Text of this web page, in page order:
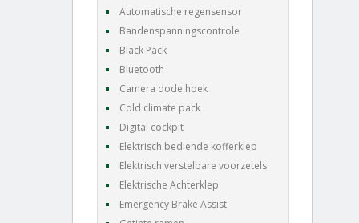
Automatische regensensor
Bandenspanningscontrole
Black Pack
Bluetooth
Camera dode hoek
Cold climate pack
Digital cockpit
Elektrisch bediende kofferklep
Elektrisch verstelbare voorzetels
Elektrische Achterklep
Emergency Brake Assist